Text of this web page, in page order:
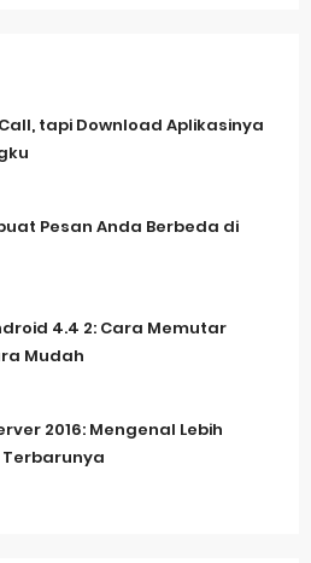
tapi Download Aplikasinya
Pesan Anda Berbeda di
4.4 2: Cara Memutar
Mudah
2016: Mengenal Lebih
Terbarunya